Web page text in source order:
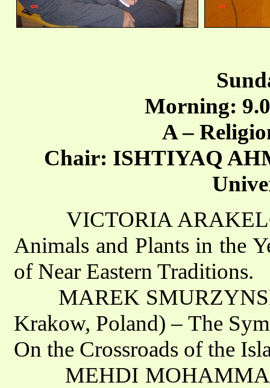
Morning:
A –
Chair: ISHTIYAQ
VICTORIA
Animals and Plants in the
of Near Eastern Traditions.
MAREK
Krakow, Poland) – The
On the Crossroads of the
MEHDI MOHAMMAD